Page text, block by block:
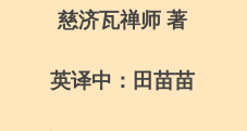
慈济瓦禅师 著
英译中：田苗苗